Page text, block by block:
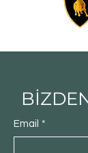
Email *